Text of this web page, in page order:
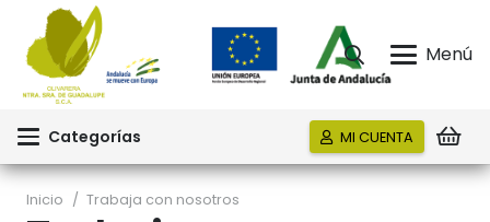
Menú
Categorías MI CUENTA
Inicio / Trabaja con nosotros